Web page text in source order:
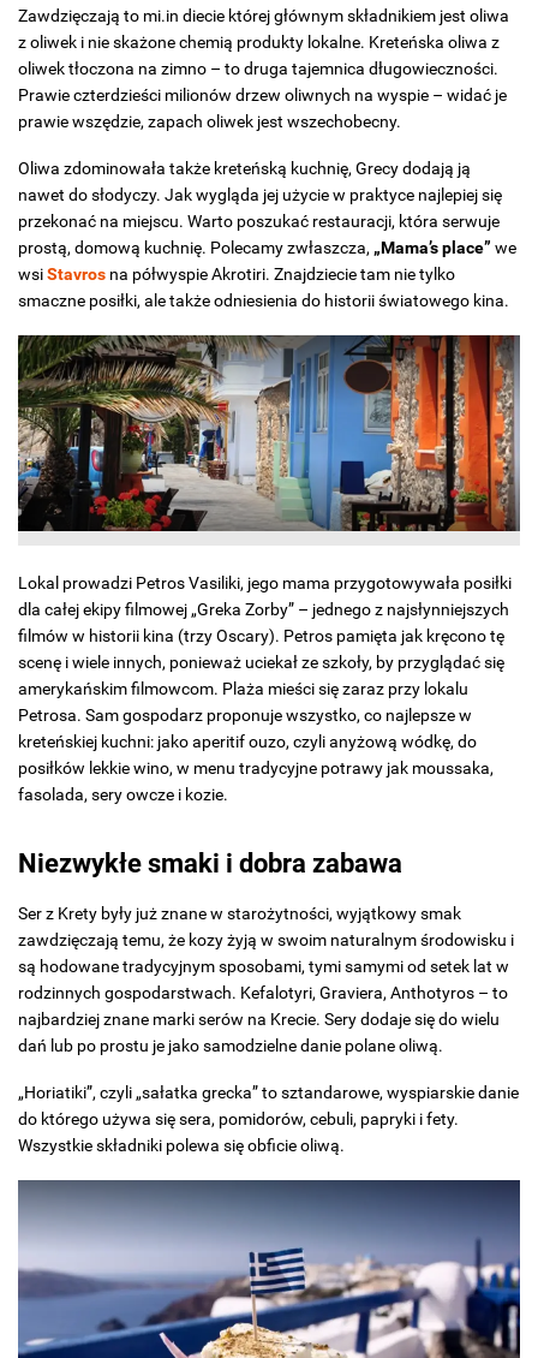
Zawdzięczają to mi.in diecie której głównym składnikiem jest oliwa
z oliwek i nie skażone chemią produkty lokalne. Kreteńska oliwa z
oliwek tłoczona na zimno – to druga tajemnica długowieczności.
Prawie czterdzieści milionów drzew oliwnych na wyspie – widać je
prawie wszędzie, zapach oliwek jest wszechobecny.
Oliwa zdominowała także kreteńską kuchnię, Grecy dodają ją
nawet do słodyczy. Jak wygląda jej użycie w praktyce najlepiej się
przekonać na miejscu. Warto poszukać restauracji, która serwuje
prostą, domową kuchnię. Polecamy zwłaszcza, „Mama’s place” we
wsiStavros na półwyspie Akrotiri. Znajdziecie tam nie tylko
smaczne posiłki, ale także odniesienia do historii światowego kina.
Lokal prowadzi Petros Vasiliki, jego mama przygotowywała posiłki
dla całej ekipy filmowej „Greka Zorby” – jednego z najsłynniejszych
filmów w historii kina (trzy Oscary). Petros pamięta jak kręcono tę
scenę i wiele innych, ponieważ uciekał ze szkoły, by przyglądać się
amerykańskim filmowcom. Plaża mieści się zaraz przy lokalu
Petrosa. Sam gospodarz proponuje wszystko, co najlepsze w
kreteńskiej kuchni: jako aperitif ouzo, czyli anyżową wódkę, do
posiłków lekkie wino, w menu tradycyjne potrawy jak moussaka,
fasolada, sery owcze i kozie.
Niezwykłe smaki i dobra zabawa
Ser z Krety były już znane w starożytności, wyjątkowy smak
zawdzięczają temu, że kozy żyją w swoim naturalnym środowisku i
są hodowane tradycyjnym sposobami, tymi samymi od setek lat w
rodzinnych gospodarstwach. Kefalotyri, Graviera, Anthotyros – to
najbardziej znane marki serów na Krecie. Sery dodaje się do wielu
dań lub po prostu je jako samodzielne danie polane oliwą.
„Horiatiki”, czyli „sałatka grecka” to sztandarowe, wyspiarskie danie
do którego używa się sera, pomidorów, cebuli, papryki i fety.
Wszystkie składniki polewa się obficie oliwą.